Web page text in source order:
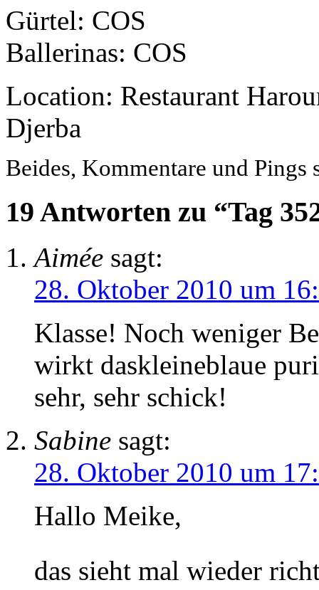
Gürtel: COS
Ballerinas: COS
Location: Restaurant
Djerba
Beides, Kommentare und Pings
19 Antworten zu “Tag
Aimée sagt:
28. Oktober 2010 um
Klasse! Noch weniger
wirkt daskleineblaue
sehr, sehr schick!
Sabine sagt:
28. Oktober 2010 um
Hallo Meike,
das sieht mal wieder